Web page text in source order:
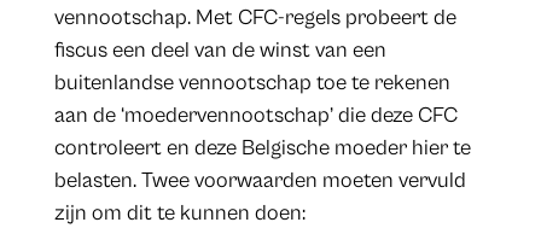
vennootschap. Met CFC-regels probeert de
fiscus een deel van de winst van een
buitenlandse vennootschap toe te rekenen
aan de ‘moedervennootschap’ die deze CFC
controleert en deze Belgische moeder hier te
belasten. Twee voorwaarden moeten vervuld
zijn om dit te kunnen doen: